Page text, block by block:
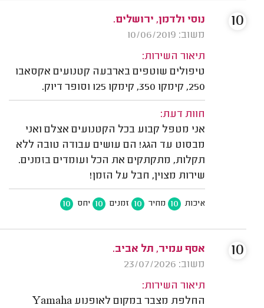
נוסי ולדמן, ירושלים.
משוב: 10/06/2019
תיאור השירות:
טיפולים שוטפים בארבעה קטנועים אקסאבו
250, קימקו 350, קימקו 125 וסופר דיוק.
חוות דעת:
אני מטפל קבוע בכל הקטנועים אצלם ואני
מבסוט עד הגג! הם עושים עבודה טובה ללא
תקלות, מתקתקים את הכל ועומדים בזמנים.
שירות מצוין, חבל על הזמן!
איכות 10 מחיר 10 זמנים 10 יחס 10
10
אסף עמיר, תל אביב.
משוב: 23/07/2026
תיאור השירות:
החלפת מצבר במקום לאופנוע Yamaha
10